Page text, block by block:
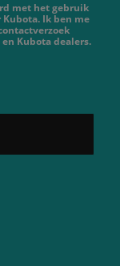
met het gebruik
Ik ben me
Kubota dealers.